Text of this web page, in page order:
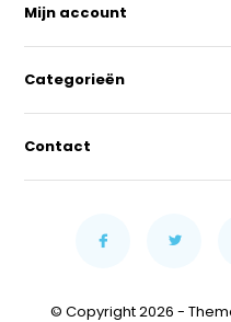
Mijn account
Categorieën
Contact
© Copyright 2026 -